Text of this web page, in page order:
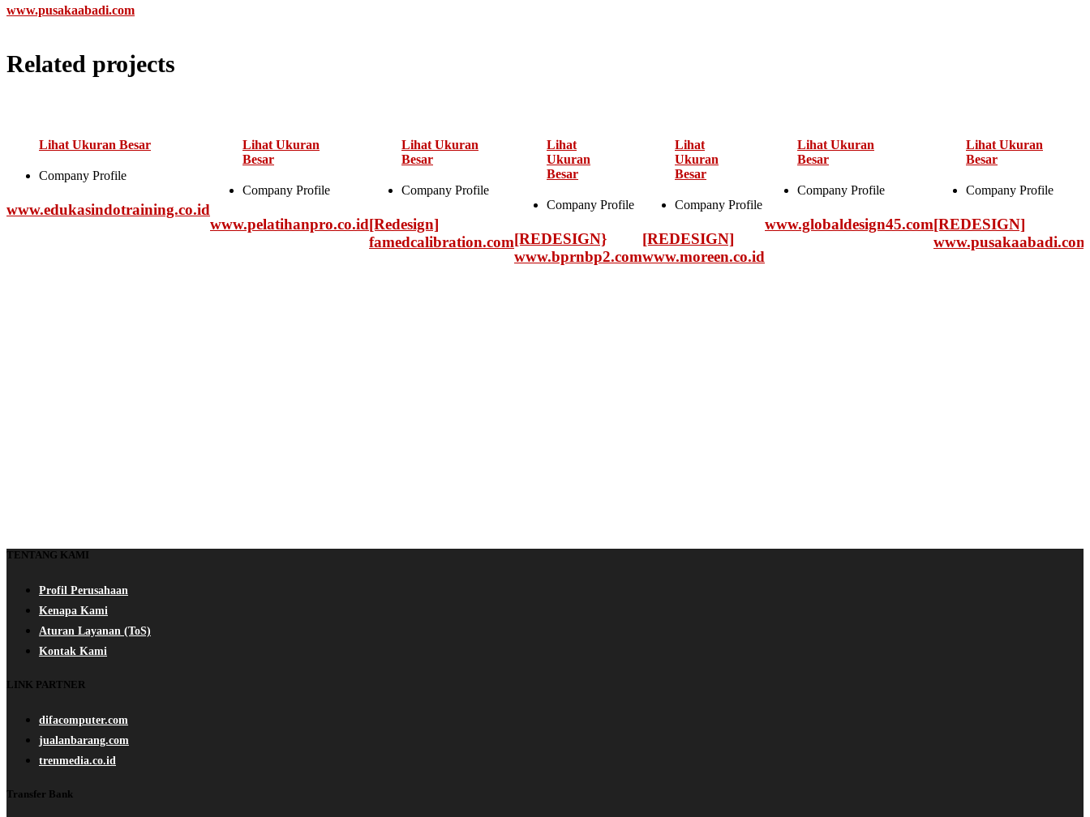
www.pusakaabadi.com
Related projects
Lihat Ukuran Besar
Company Profile
www.edukasindotraining.co.id
Lihat Ukuran
Besar
Company Profile
www.pelatihanpro.co.id
Lihat Ukuran
Besar
Company Profile
[Redesign]
famedcalibration.com
Lihat
Ukuran
Besar
Company Profile
[REDESIGN}
www.bprnbp2.com
Lihat
Ukuran
Besar
Company Profile
[REDESIGN]
www.moreen.co.id
Lihat Ukuran
Besar
Company Profile
www.globaldesign45.com
Lihat Ukuran
Besar
Company Profile
[REDESIGN]
www.pusakaabadi.com
TENTANG KAMI
Profil Perusahaan
Kenapa Kami
Aturan Layanan (ToS)
Kontak Kami
LINK PARTNER
difacomputer.com
jualanbarang.com
trenmedia.co.id
Transfer Bank